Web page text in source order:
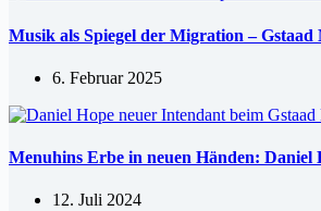
Musik als Spiegel der Migration – Gstaad
6. Februar 2025
Menuhins Erbe in neuen Händen:
12. Juli 2024